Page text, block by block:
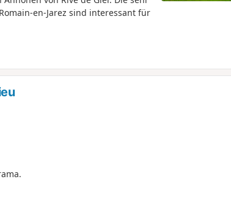
en-Jarez sind interessant für